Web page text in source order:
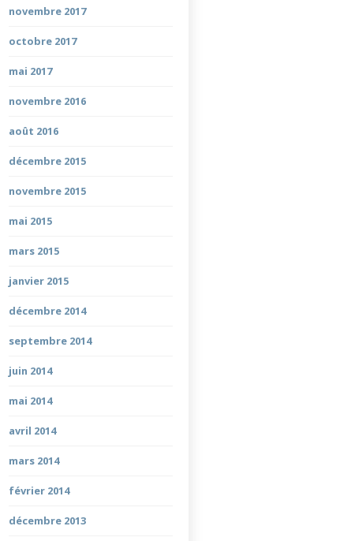
novembre 2017
octobre 2017
mai 2017
novembre 2016
août 2016
décembre 2015
novembre 2015
mai 2015
mars 2015
janvier 2015
décembre 2014
septembre 2014
juin 2014
mai 2014
avril 2014
mars 2014
février 2014
décembre 2013